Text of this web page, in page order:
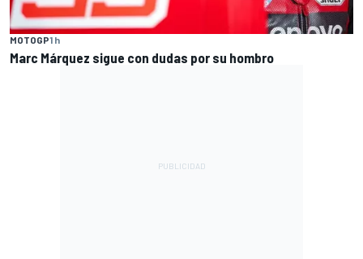
MOTOGP1 h
Marc Márquez sigue con dudas por su hombro